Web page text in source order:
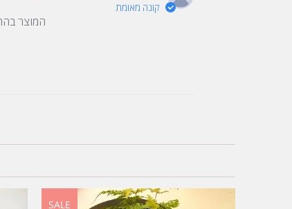
קונה מאומת
המוצר
SALE